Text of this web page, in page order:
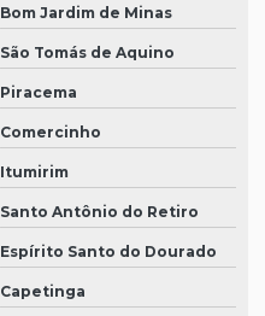
Bom Jardim de Minas
São Tomás de Aquino
Piracema
Comercinho
Itumirim
Santo Antônio do Retiro
Espírito Santo do Dourado
Capetinga